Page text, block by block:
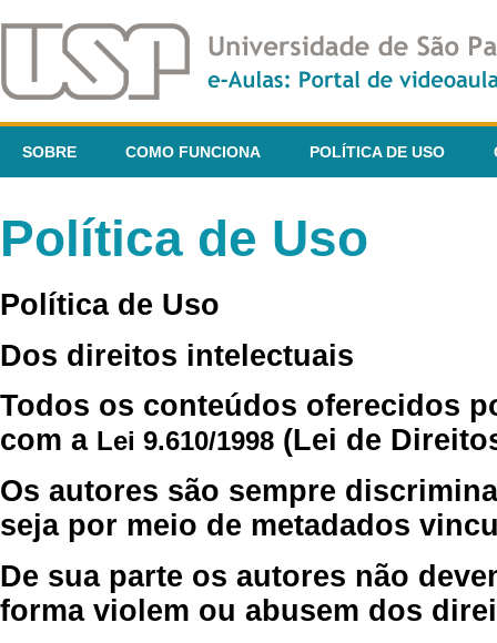
SOBRE COMO FUNCIONA POLÍTICA DE USO
Política de Uso
Política de Uso
Dos direitos intelectuais
Todos os conteúdos oferecidos
com a Lei 9.610/1998 (Lei de
Os autores são sempre
seja por meio de metadados
De sua parte os autores não
forma violem ou abusem dos